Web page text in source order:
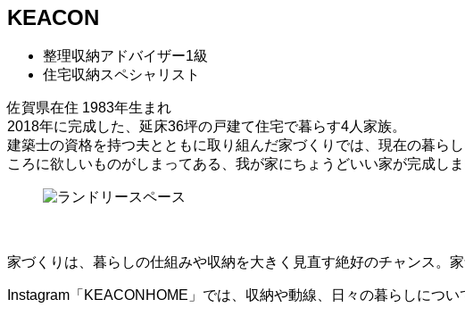
KEACON
整理収納アドバイザー1級
住宅収納スペシャリスト
佐賀県在住 1983年生まれ
2018年に完成した、延床36坪の戸建て住宅で暮らす4人家族。
建築士の資格を持つ夫とともに取り組んだ家づくりでは、現在の暮ら
ころに欲しいものがしまってある、我が家にちょうどいい家が完成しま
家づくりは、暮らしの仕組みや収納を大きく見直す絶好のチャンス。
Instagram「KEACONHOME」では、収納や動線、日々の暮らしについ